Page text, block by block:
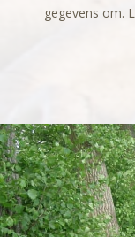
gegevens om. L